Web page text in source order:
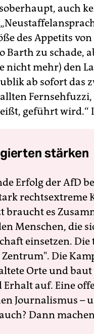
auch
des Appetits
Barth zu schade,
nicht mehr) den
ab sofort das
geführt wird.“
stärken
Erfolg der AfD
rechtsextreme
braucht es
Menschen, die
einsetzen.
Die
Orte und
Erhalt auf. Eine
Journalismus –
Dann